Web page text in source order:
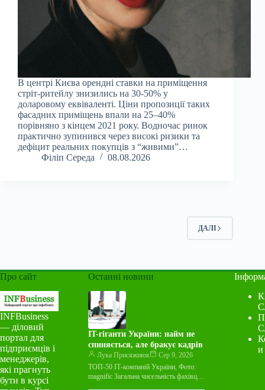
В центрі Києва орендні ставки на приміщення
стріт-ритейлу знизились на 30-50% у
доларовому еквіваленті. Ціни пропозиції таких
фасадних приміщень впали на 25–40%
порівняно з кінцем 2021 року. Водночас ринок
практично зупинився через високі ризики та
дефіцит реальних покупців з “живими”…
Філіп Середа
08.08.2026
ДАЛІ
Про сайт
INFBusiness
— діловий
портал для
підприємців і
менеджерів,
які прагнуть
бути в курсі
Останні новини
IT-гіганти України: найм не
спиняється, але бракує кадрів
Лука Присяжнюк
Сер 9, 2026
ТОП-50 ІТ-компаній України, Фото:
magnific Загальна чисельність фахівців
и